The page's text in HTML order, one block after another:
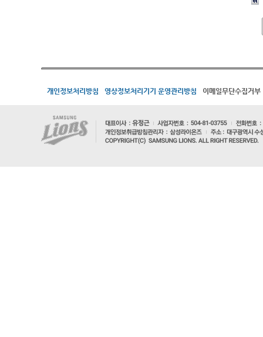
개인정보처리방침 영상정보처리기기 운영관리방침 이메일무단수집거부